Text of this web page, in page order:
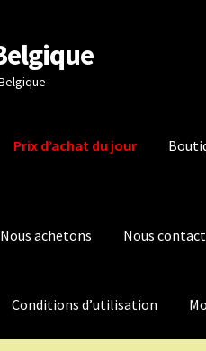
Prix d’achat du jour
Nous achetons Nous
Conditions d’utilisation